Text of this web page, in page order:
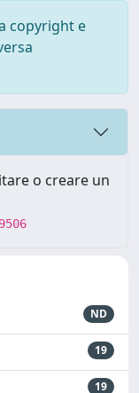
copyright e
o creare un
ND
19
19